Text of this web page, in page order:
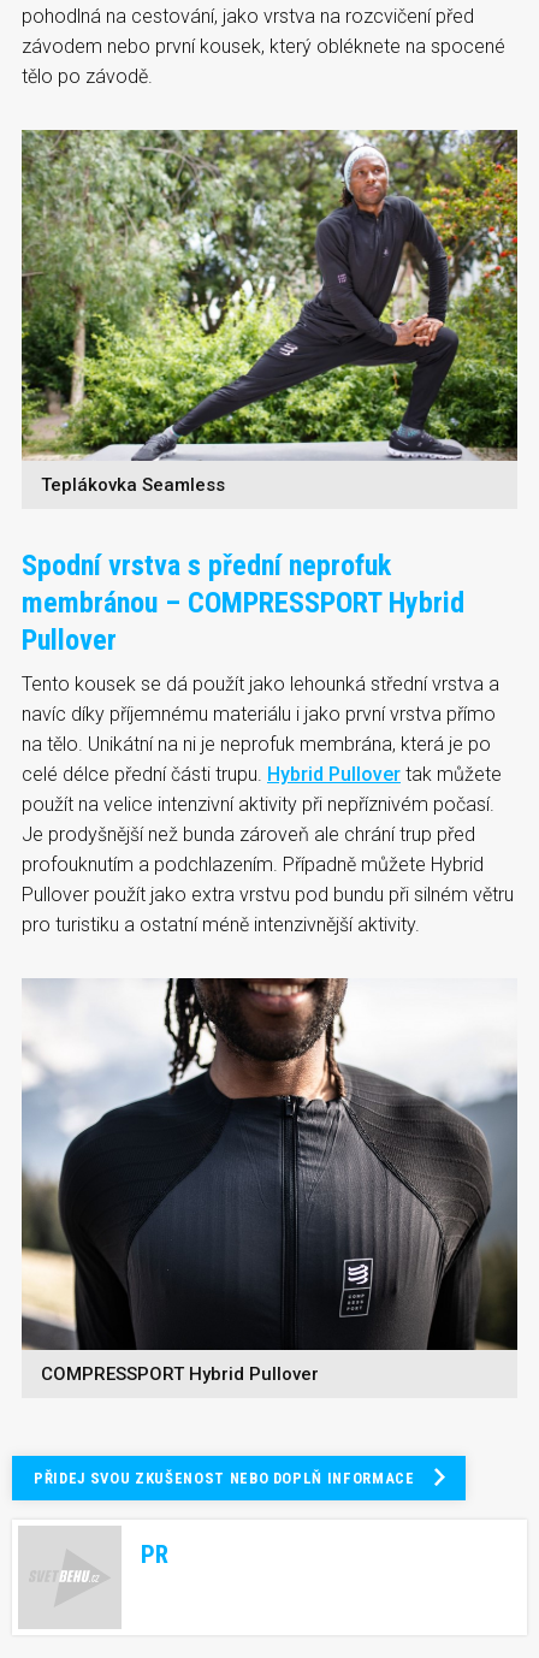
pohodlná na cestování, jako vrstva na rozcvičení před
závodem nebo první kousek, který obléknete na spocené
tělo po závodě.
Teplákovka Seamless
Spodní vrstva s přední neprofuk
membránou – COMPRESSPORT Hybrid
Pullover
Tento kousek se dá použít jako lehounká střední vrstva a
navíc díky příjemnému materiálu i jako první vrstva přímo
na tělo. Unikátní na ni je neprofuk membrána, která je po
celé délce přední části trupu. Hybrid Pullover tak můžete
použít na velice intenzivní aktivity při nepříznivém počasí.
Je prodyšnější než bunda zároveň ale chrání trup před
profouknutím a podchlazením. Případně můžete Hybrid
Pullover použít jako extra vrstvu pod bundu při silném větru
pro turistiku a ostatní méně intenzivnější aktivity.
COMPRESSPORT Hybrid Pullover
PŘIDEJ SVOU ZKUŠENOST NEBO DOPLŇ INFORMACE
PR